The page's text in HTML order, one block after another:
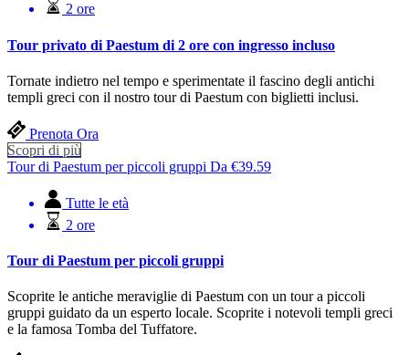
2 ore
Tour privato di Paestum di 2 ore con ingresso incluso
Tornate indietro nel tempo e sperimentate il fascino degli antichi
templi greci con il nostro tour di Paestum con biglietti inclusi.
Prenota Ora
Scopri di più
Tour di Paestum per piccoli gruppi Da €39.59
Tutte le età
2 ore
Tour di Paestum per piccoli gruppi
Scoprite le antiche meraviglie di Paestum con un tour a piccoli
gruppi guidato da un esperto locale. Scoprite i notevoli templi greci
e la famosa Tomba del Tuffatore.